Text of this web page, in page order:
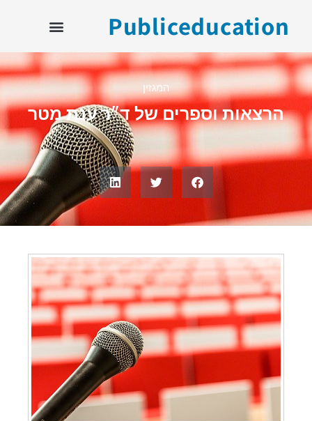
Publiceducation
המגזין
הרצאות וספרים של ד"ר ענת מטר